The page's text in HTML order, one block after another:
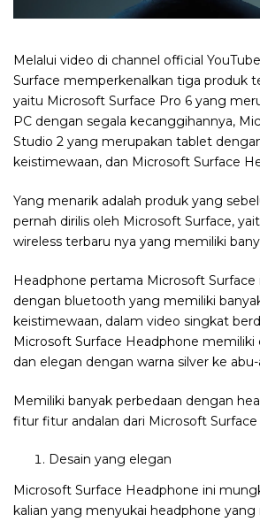
Melalui video di channel official
Surface memperkenalkan tiga produk
yaitu Microsoft Surface Pro 6 yang
PC dengan segala kecanggihannya,
Studio 2 yang merupakan tablet
keistimewaan, dan Microsoft Surface
Yang menarik adalah produk yang
pernah dirilis oleh Microsoft Surface,
wireless terbaru nya yang memiliki
Headphone pertama Microsoft Surface
dengan bluetooth yang memiliki
keistimewaan, dalam video singkat
Microsoft Surface Headphone memiliki
dan elegan dengan warna silver ke
Memiliki banyak perbedaan dengan
fitur fitur andalan dari Microsoft
Desain yang elegan
Microsoft Surface Headphone ini
kalian yang menyukai headphone yang